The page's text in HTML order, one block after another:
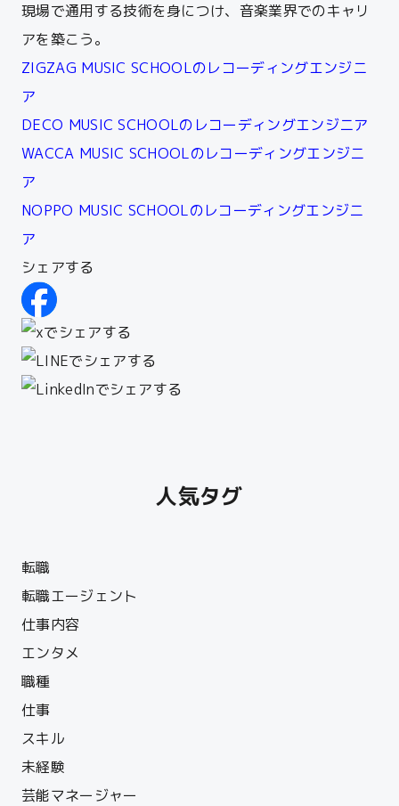
現場で通用する技術を身につけ、音楽業界でのキャリ
アを築こう。
ZIGZAG MUSIC SCHOOLのレコーディングエンジニ
ア
DECO MUSIC SCHOOLのレコーディングエンジニア
WACCA MUSIC SCHOOLのレコーディングエンジニ
ア
NOPPO MUSIC SCHOOLのレコーディングエンジニ
ア
シェアする
人気タグ
転職
転職エージェント
仕事内容
エンタメ
職種
仕事
スキル
未経験
芸能マネージャー